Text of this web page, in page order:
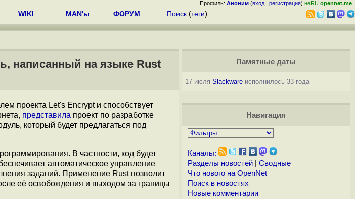
Профиль: Аноним (вход | регистрация) неRU opennet.me
WIKI MAN'ы ФОРУМ Поиск (теги)
написанный на языке Rust
проекта Let's Encrypt и способствует
представила проект по разработке
который будет предлагаться под
В частности, код будет
автоматическое управление
заданий. Применение Rust позволит
её освобождения и выходом за границы
Памятные даты
17 июля Slackwareисполнилось 33 года
Навигация
Каналы:
Разделы новостей| Сводные
Что нового на OpenNet
Поиск в новостях
Новые комментарии